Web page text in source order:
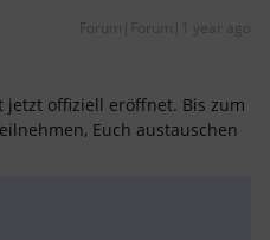
Forum|Forum|1 year ago
jetzt offiziell eröffnet. Bis zum
Euch austauschen